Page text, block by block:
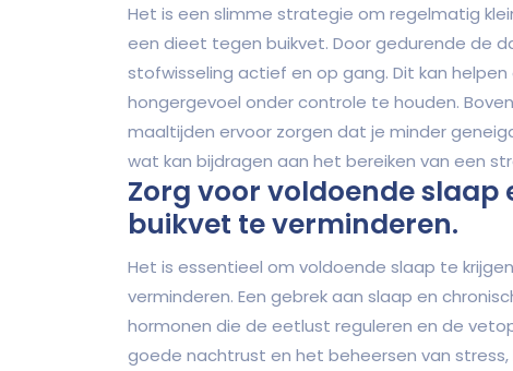
Het is een slimme strategie om regelmatig
een dieet tegen buikvet. Door gedurende de
stofwisseling actief en op gang. Dit kan
hongergevoel onder controle te houden.
maaltijden ervoor zorgen dat je minder
wat kan bijdragen aan het bereiken van een
Zorg voor voldoende slaap
buikvet te verminderen.
Het is essentieel om voldoende slaap te
verminderen. Een gebrek aan slaap en
hormonen die de eetlust reguleren en de
goede nachtrust en het beheersen van